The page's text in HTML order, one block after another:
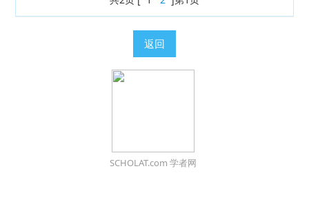
返回
SCHOLAT.com 学者网